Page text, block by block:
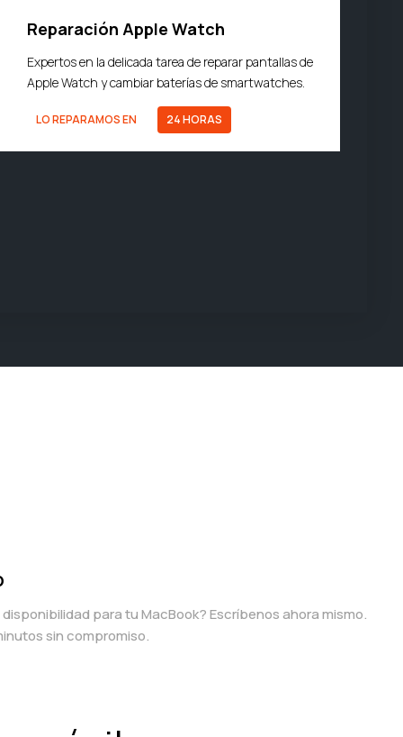
Reparación Apple Watch
Expertos en la delicada tarea de reparar pantallas de
Apple Watch y cambiar baterías de smartwatches.
LO REPARAMOS EN 24 HORAS
para tu MacBook? Escríbenos ahora mismo.
sin compromiso.